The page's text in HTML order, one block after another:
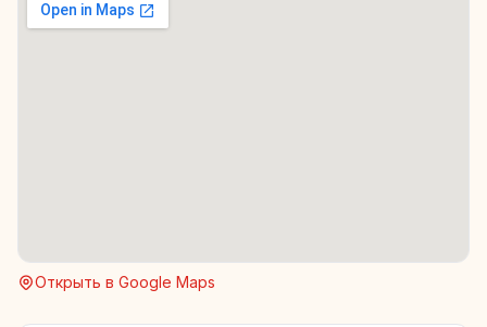
Открыть в Google Maps